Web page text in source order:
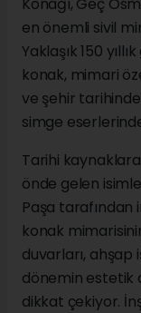
en önemli sivil
Yaklaşık 150
konak, mimari
ve şehir
simge
Tarihi
önde gelen
Paşa tarafından
konak
duvarları, ahşap
dönemin estetik
dikkat çekiyor.